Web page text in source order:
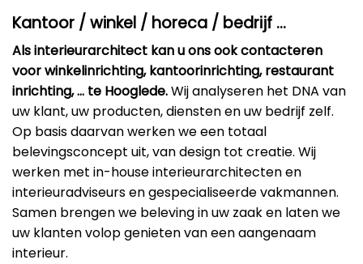
Kantoor / winkel / horeca / bedrijf …
Als interieurarchitect kan u ons ook contacteren
voor winkelinrichting, kantoorinrichting, restaurant
inrichting, … te Hooglede.Wij analyseren het DNA van
uw klant, uw producten, diensten en uw bedrijf zelf.
Op basis daarvan werken we een totaal
belevingsconcept uit, van design tot creatie. Wij
werken met in-house interieurarchitecten en
interieuradviseurs en gespecialiseerde vakmannen.
Samen brengen we beleving in uw zaak en laten we
uw klanten volop genieten van een aangenaam
interieur.